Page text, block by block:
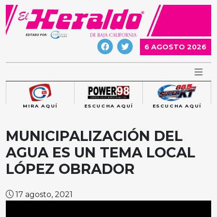
Skip
content
6 AGOSTO 2026
MIRA AQUÍ ESCUCHA AQUÍ ESCUCHA AQUÍ
MUNICIPALIZACIÓN DEL
AGUA ES UN TEMA LOCAL
LÓPEZ OBRADOR
17 agosto, 2021